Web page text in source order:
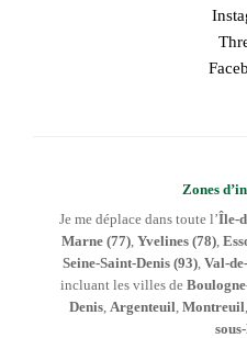
Zones
Je me déplace dans toute l’Île-
Marne (77), Yvelines (78),
Seine-Saint-Denis (93), Val-
incluant les villes de
Denis, Argenteuil, Montreuil,